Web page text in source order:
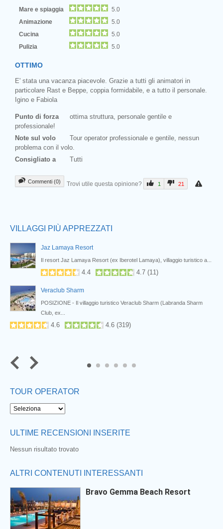
Mare e spiaggia
5.0
Animazione
5.0
Cucina
5.0
Pulizia
5.0
OTTIMO
E' stata una vacanza piacevole. Grazie a tutti gli animatori in
particolare Rast e Beppe, coppia formidabile, e a tutto il personale.
Igino e Fabiola
Punto di forza
ottima struttura, personale gentile e
professionale!
Note sul volo
Tour operator professionale e gentile, nessun
problema con il volo.
Consigliato a
Tutti
Commenti (0) Trovi utile questa opinione? 1 21
VILLAGGI PIÙ APPREZZATI
Jaz Lamaya Resort
Il resort Jaz Lamaya Resort (ex Iberotel Lamaya), villaggio turistico a...
4.4 4.7 (11)
Veraclub Sharm
POSIZIONE - Il villaggio turistico Veraclub Sharm (Labranda Sharm
Club, ex...
4.6 4.6 (319)
Prev
TOUR OPERATOR
ULTIME RECENSIONI INSERITE
Nessun risultato trovato
ALTRI CONTENUTI INTERESSANTI
Bravo Gemma Beach Resort